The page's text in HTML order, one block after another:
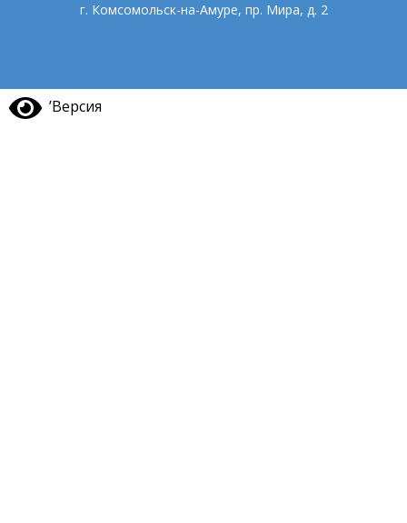
г. Комсомольск-на-Амуре, пр. Мира, д. 2
’Версия